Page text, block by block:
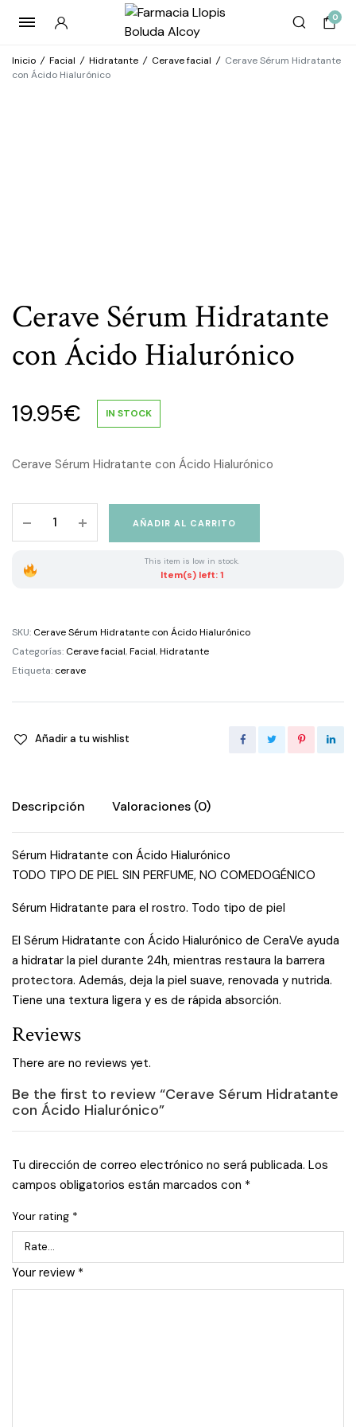
0
Inicio / Facial / Hidratante / Cerave facial / Cerave Sérum Hidratante
con Ácido Hialurónico
Cerave Sérum Hidratante
con Ácido Hialurónico
19.95€ IN STOCK
Cerave Sérum Hidratante con Ácido Hialurónico
Sérum
quantity
AÑADIR AL CARRITO
This item is low in stock.
Item(s) left: 1
SKU: Cerave Sérum Hidratante con Ácido Hialurónico
Categorías: Cerave facial,Facial,Hidratante
Etiqueta: cerave
Añadir a tu wishlist
Descripción Valoraciones (0)
Sérum Hidratante con Ácido Hialurónico
TODO TIPO DE PIEL SIN PERFUME, NO COMEDOGÉNICO
Sérum Hidratante para el rostro. Todo tipo de piel​
El Sérum Hidratante con Ácido Hialurónico de CeraVe ayuda
a hidratar la piel durante 24h, mientras restaura la barrera
protectora. Además, deja la piel suave, renovada y nutrida.
Tiene una textura ligera y es de rápida absorción.​
Reviews
There are no reviews yet.
Be the first to review “Cerave Sérum Hidratante
con Ácido Hialurónico”
Tu dirección de correo electrónico no será publicada. Los
campos obligatorios están marcados con *
Your rating *
Your review *